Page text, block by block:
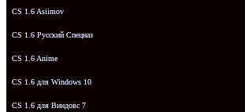
CS 1.6 Asiimov
CS 1.6 Русский Спецназ
CS 1.6 Anime
CS 1.6 для Windows 10
CS 1.6 для Виндовс 7